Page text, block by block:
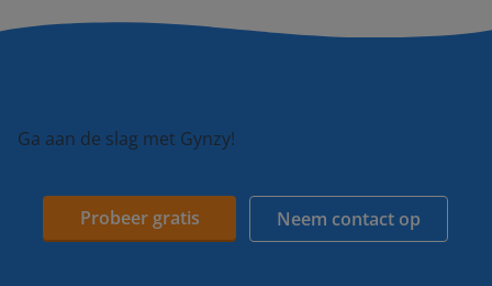
Ga aan de slag met Gynzy!
Probeer gratis Neem contact op